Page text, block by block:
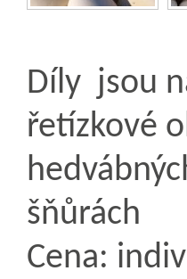
Díly jsou
řetízkové
Cena: